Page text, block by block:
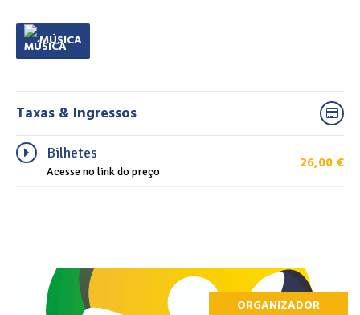
MÚSICA
Taxas & Ingressos
Bilhetes
Acesse no link do preço 26,00€
ORGANIZADOR